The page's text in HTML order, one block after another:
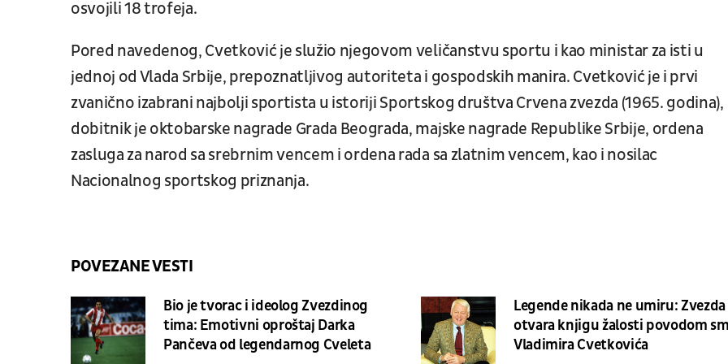
osvojili 18 trofeja.
Pored navedenog, Cvetković je služio njegovom veličanstvu sportu i kao ministar za isti u
jednoj od Vlada Srbije, prepoznatljivog autoriteta i gospodskih manira. Cvetković je i prvi
zvanično izabrani najbolji sportista u istoriji Sportskog društva Crvena zvezda (1965. godina),
dobitnik je oktobarske nagrade Grada Beograda, majske nagrade Republike Srbije, ordena
zasluga za narod sa srebrnim vencem i ordena rada sa zlatnim vencem, kao i nosilac
Nacionalnog sportskog priznanja.
POVEZANE VESTI
Bio je tvorac i ideolog Zvezdinog
tima: Emotivni oproštaj Darka
Pančeva od legendarnog Cveleta
Legende nikada ne umiru: Zvezda
otvara knjigu žalosti povodom
Vladimira Cvetkovića